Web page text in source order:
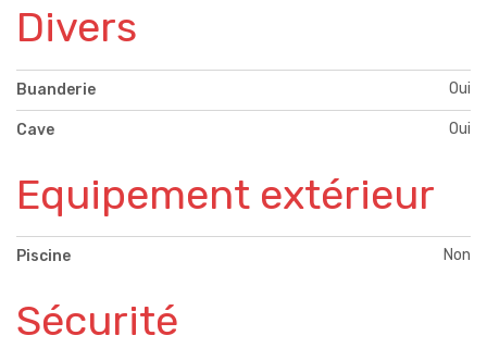
Divers
Buanderie Oui
Cave Oui
Equipement extérieur
Piscine Non
Sécurité